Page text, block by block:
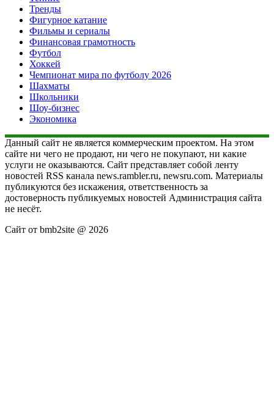
Тренды
Фигурное катание
Фильмы и сериалы
Финансовая грамотность
Футбол
Хоккей
Чемпионат мира по футболу 2026
Шахматы
Школьники
Шоу-бизнес
Экономика
Данный сайт не является коммерческим проектом. На этом
сайте ни чего не продают, ни чего не покупают, ни какие
услуги не оказываются. Сайт представляет собой ленту
новостей RSS канала news.rambler.ru, newsru.com. Материалы
публикуются без искажения, ответственность за
достоверность публикуемых новостей Администрация сайта
не несёт.
Сайт от bmb2site @ 2026